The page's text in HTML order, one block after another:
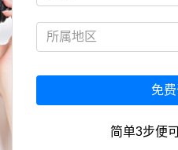
免
简单3步便